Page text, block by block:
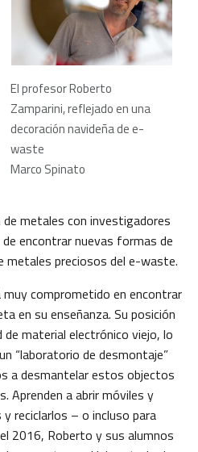
El profesor Roberto
Zamparini, reflejado en una
decoración navideña de e-
waste
Marco Spinato
de metales con investigadores
encontrar nuevas formas de
metales preciosos del e-waste.
comprometido en encontrar
en su enseñanza. Su posición
de material electrónico viejo, lo
“laboratorio de desmontaje”
a desmantelar estos objectos
Aprenden a abrir móviles y
reciclarlos – o incluso para
2016, Roberto y sus alumnos